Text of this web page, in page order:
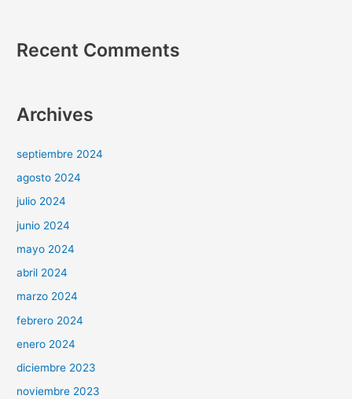
Recent Comments
Archives
septiembre 2024
agosto 2024
julio 2024
junio 2024
mayo 2024
abril 2024
marzo 2024
febrero 2024
enero 2024
diciembre 2023
noviembre 2023